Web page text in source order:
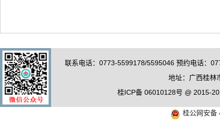
联系电话：0773-5599178/5595046 预约电话：
地址：广西桂林
桂ICP备 06010128号 @ 2015-
桂公网安备